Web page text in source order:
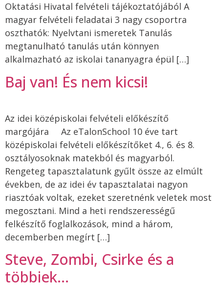
Oktatási Hivatal felvételi tájékoztatójából A
magyar felvételi feladatai 3 nagy csoportra
oszthatók: Nyelvtani ismeretek Tanulás
megtanulható tanulás után könnyen
alkalmazható az iskolai tananyagra épül […]
Baj van! És nem kicsi!
Az idei középiskolai felvételi előkészítő
margójára Az eTalonSchool 10 éve tart
középiskolai felvételi előkészítőket 4., 6. és 8.
osztályosoknak matekból és magyarból.
Rengeteg tapasztalatunk gyűlt össze az elmúlt
években, de az idei év tapasztalatai nagyon
riasztóak voltak, ezeket szeretnénk veletek most
megosztani. Mind a heti rendszerességű
felkészítő foglalkozások, mind a három,
decemberben megírt […]
Steve, Zombi, Csirke és a
többiek…